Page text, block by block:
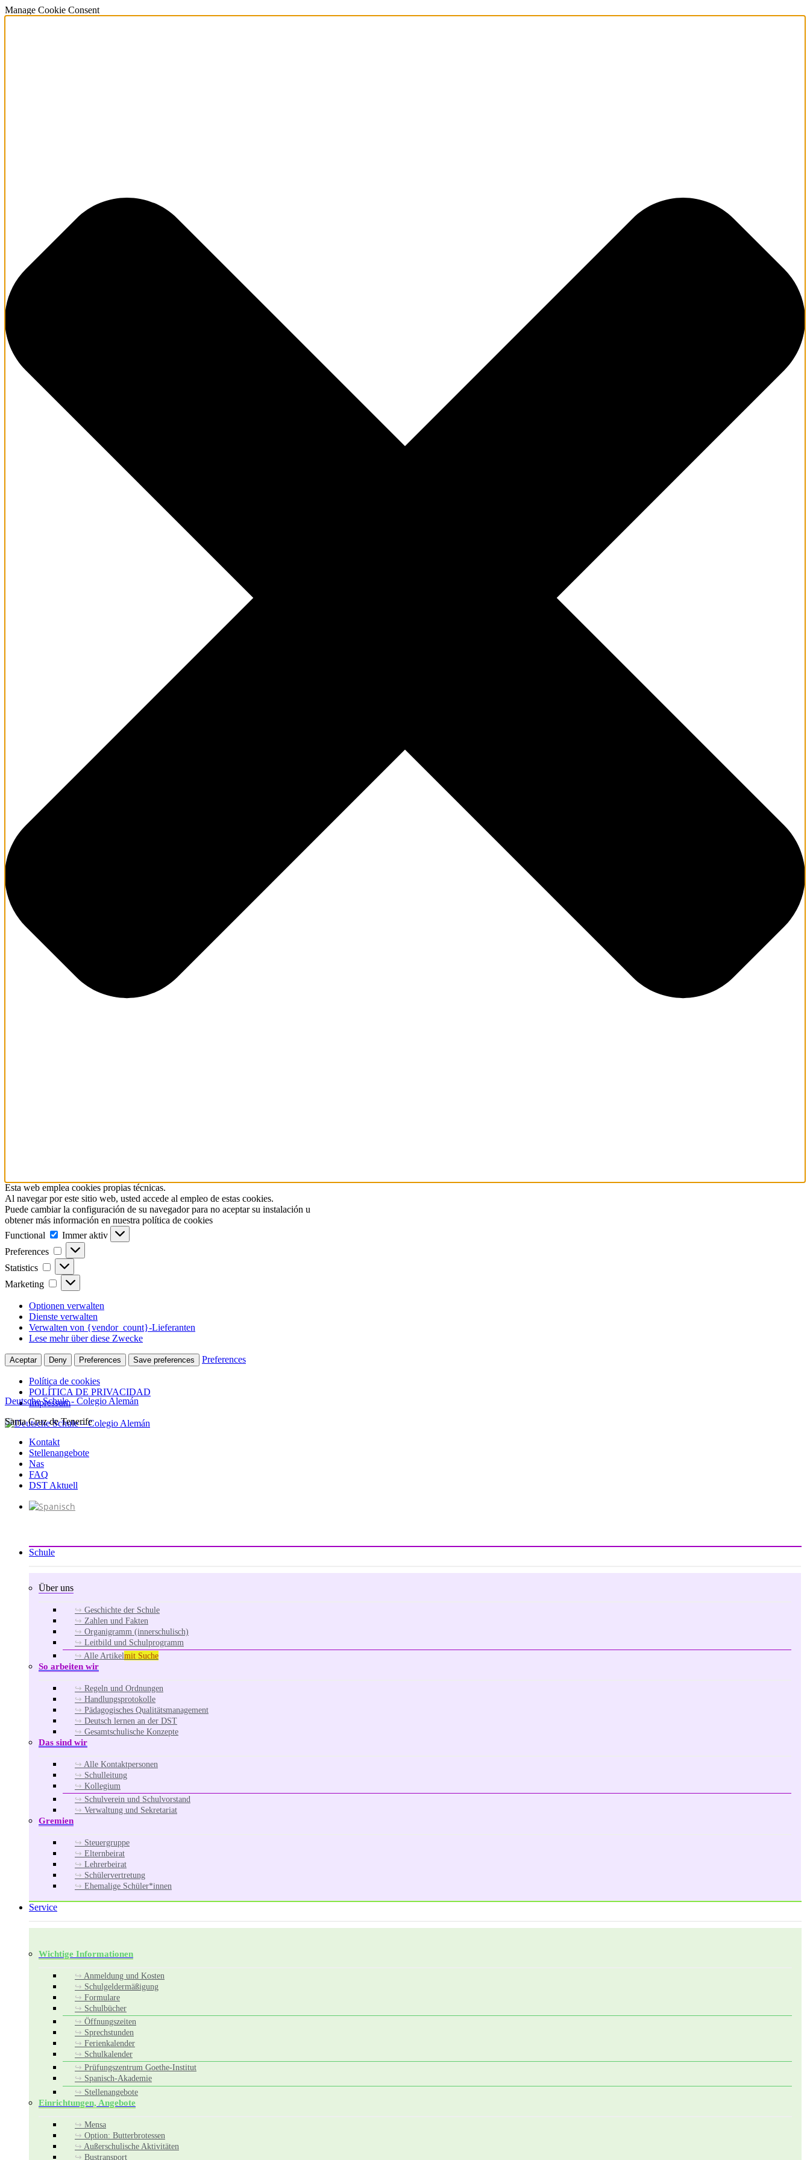
Manage Cookie Consent
Esta web emplea cookies propias técnicas.
Al navegar por este sitio web, usted accede al empleo de estas cookies.
Puede cambiar la configuración de su navegador para no aceptar su instalación u
obtener más información en nuestra política de cookies
Functional
Functional
Immer aktiv
Preferences
Preferences
Statistics Statistics
Marketing Marketing
Optionen verwalten
Dienste verwalten
Verwalten von {vendor_count}-Lieferanten
Lese mehr über diese Zwecke
Aceptar Deny Preferences Save preferences Preferences
Política de cookies
POLÍTICA DE PRIVACIDAD
Impressum
Zum
springen
Deutsche Schule - Colegio Alemán
Santa Cruz de Tenerife
Kontakt
Stellenangebote
Nas
FAQ
DST Aktuell
Schule
Über uns
Geschichte der Schule
Zahlen und Fakten
Organigramm (innerschulisch)
Leitbild und Schulprogramm
Alle Artikelmit Suche
So arbeiten wir
Regeln und Ordnungen
Handlungsprotokolle
Pädagogisches Qualitätsmanagement
Deutsch lernen an der DST
Gesamtschulische Konzepte
Das sind wir
Alle Kontaktpersonen
Schulleitung
Kollegium
Schulverein und Schulvorstand
Verwaltung und Sekretariat
Gremien
Steuergruppe
Elternbeirat
Lehrerbeirat
Schülervertretung
Ehemalige Schüler*innen
Service
Wichtige Informationen
Anmeldung und Kosten
Schulgeldermäßigung
Formulare
Schulbücher
Öffnungszeiten
Sprechstunden
Ferienkalender
Schulkalender
Prüfungszentrum Goethe-Institut
Spanisch-Akademie
Stellenangebote
Einrichtungen, Angebote
Mensa
Option: Butterbrotessen
Außerschulische Aktivitäten
Bustransport